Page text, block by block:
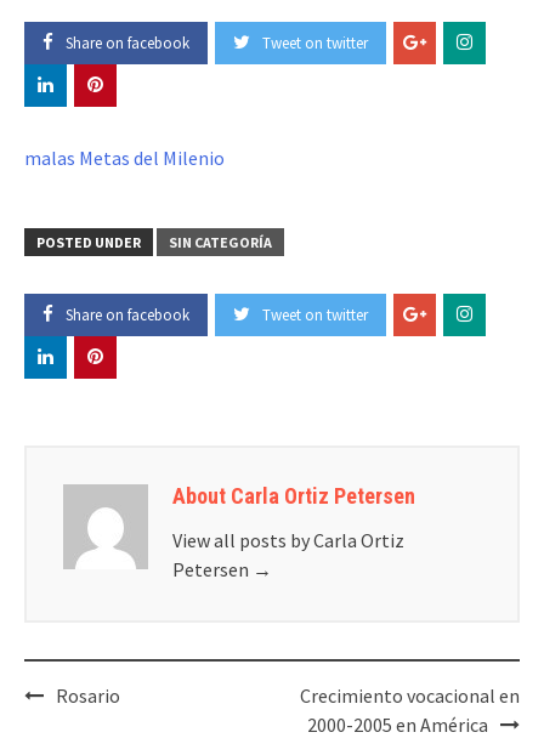
Share on facebook Tweet on twitter
malas Metas del Milenio
POSTED UNDER SIN CATEGORÍA
Share on facebook Tweet on twitter
About Carla Ortiz Petersen
View all posts by Carla Ortiz
Petersen →
PostRosario
Crecimiento vocacional en
2000-2005 en América